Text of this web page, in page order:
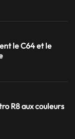
le C64 et le
R8 aux couleurs